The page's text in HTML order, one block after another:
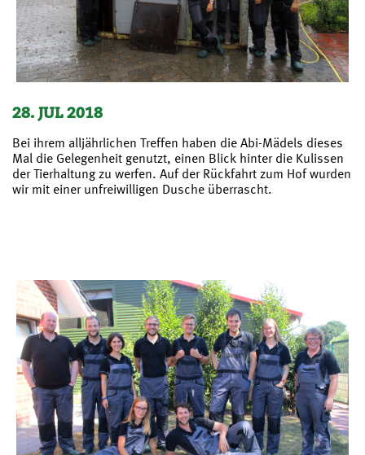
28. JUL 2018
Bei ihrem alljährlichen Treffen haben die Abi-Mädels dieses
Mal die Gelegenheit genutzt, einen Blick hinter die Kulissen
der Tierhaltung zu werfen. Auf der Rückfahrt zum Hof wurden
wir mit einer unfreiwilligen Dusche überrascht.